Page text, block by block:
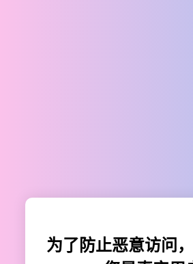
为了防止恶意访问